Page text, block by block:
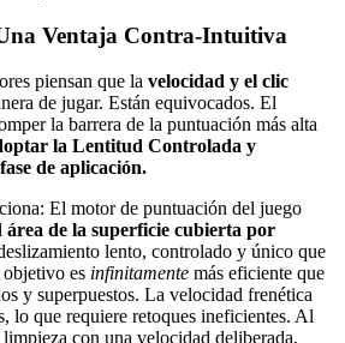
Ventaja Contra-Intuitiva
piensan que la velocidad y el clic
de jugar. Están equivocados. El
la barrera de la puntuación más alta
la Lentitud Controlada y
de aplicación.
El motor de puntuación del juego
área de la superficie cubierta por
lento, controlado y único que
es infinitamente más eficiente que
y superpuestos. La velocidad frenética
lo que requiere retoques ineficientes. Al
con una velocidad deliberada,